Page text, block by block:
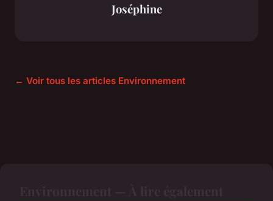
Joséphine
← Voir tous les articles Environnement